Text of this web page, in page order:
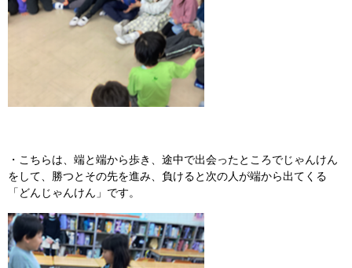
・こちらは、端と端から歩き、途中で出会ったところでじゃんけん
をして、勝つとその先を進み、負けると次の人が端から出てくる
「どんじゃんけん」です。